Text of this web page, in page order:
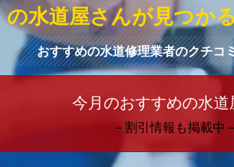
の水道屋さんが見つか
おすすめの水道修理業者のクチコ
今月のおすすめの水道
－割引情報も掲載中－